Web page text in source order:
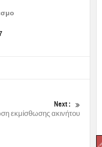
Next :
εκμίσθωσης ακινήτου